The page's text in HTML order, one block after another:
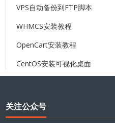
VPS自动备份到FTP脚本
WHMCS安装教程
OpenCart安装教程
CentOS安装可视化桌面
关注公众号